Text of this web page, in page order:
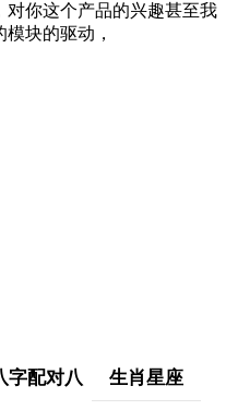
你这个产品的兴趣甚至我
块的驱动，
字配对八 生肖星座